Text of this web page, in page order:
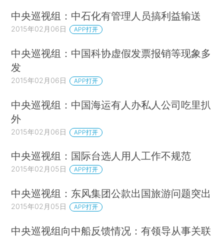
中央巡视组：中石化有管理人员搞利益输送
2015年02月06日 APP打开
中央巡视组：中国科协虚假发票报销等现象多
发
2015年02月06日 APP打开
中央巡视组：中国海运有人办私人公司吃里扒
外
2015年02月06日 APP打开
中央巡视组：国际台选人用人工作不规范
2015年02月05日 APP打开
中央巡视组：东风集团公款出国旅游问题突出
2015年02月05日 APP打开
中央巡视组向中船反馈情况：有领导从事关联